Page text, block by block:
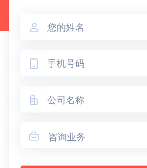



 咨询业务